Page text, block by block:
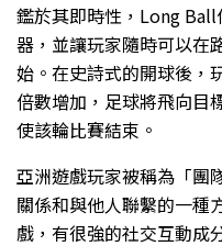
鑑於其即時性，Long
器，並讓玩家隨時可以在
始。在史詩式的開球後，
倍數增加，足球將飛向目
使該輪比賽結束。
亞洲遊戲玩家被稱為「團
關係和與他人聯繫的一種
戲，有很強的社交互動成